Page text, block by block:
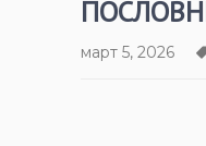
март 5, 2026